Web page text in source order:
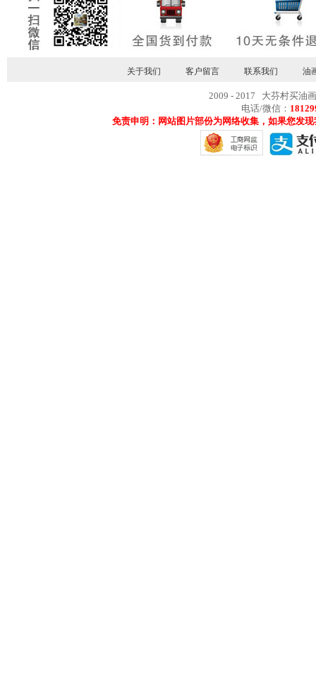
关于我们 客户留言 联系我们 油
2009 - 2017 大芬村买油
电话/微信：
免责申明：网站图片部份为网络收集，如果您发